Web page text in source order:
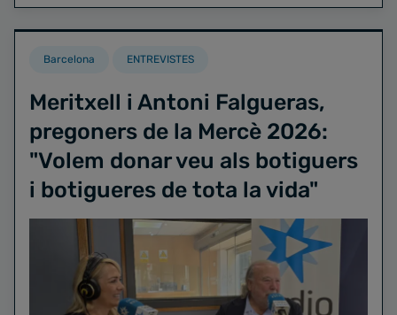
Barcelona ENTREVISTES
Meritxell i Antoni Falgueras,
pregoners de la Mercè 2026:
"Volem donar veu als botiguers
i botigueres de tota la vida"